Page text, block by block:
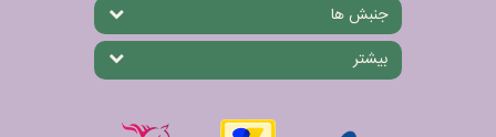
جنبش ها
بیشتر